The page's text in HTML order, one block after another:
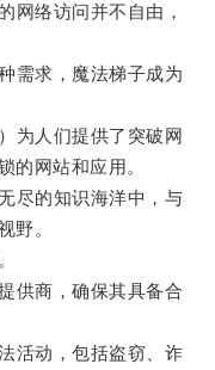
络访问并不自由，
求，魔法梯子成为
人们提供了突破网
的网站和应用。
的知识海洋中，与
野。
商，确保其具备合
动，包括盗窃、诈